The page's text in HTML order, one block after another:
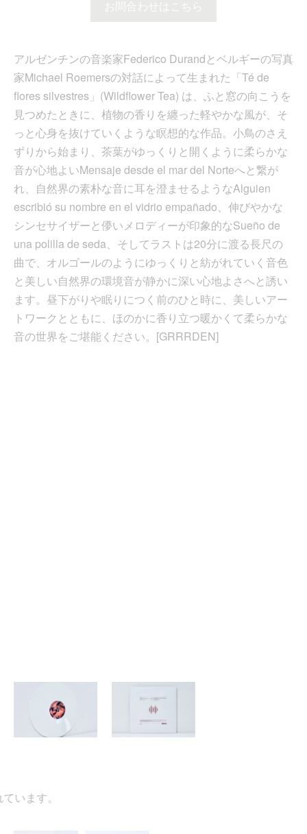
お問合わせはこちら
アルゼンチンの音楽家Federico Durandとベルギーの写真
家Michael Roemersの対話によって生まれた「Té de
flores silvestres」(Wildflower Tea) は、ふと窓の向こうを
見つめたときに、植物の香りを纏った軽やかな風が、そ
っと心身を抜けていくような瞑想的な作品。小鳥のさえ
ずりから始まり、茶葉がゆっくりと開くように柔らかな
音が心地よいMensaje desde el mar del Norteへと繋が
れ、自然界の素朴な音に耳を澄ませるようなAlguien
escribió su nombre en el vidrio empañado、伸びやかな
シンセサイザーと儚いメロディーが印象的なSueño de
una polilla de seda、そしてラストは20分に渡る長尺の
曲で、オルゴールのようにゆっくりと紡がれていく音色
と美しい自然界の環境音が静かに深い心地よさへと誘い
ます。昼下がりや眠りにつく前のひと時に、美しいアー
トワークとともに、ほのかに香り立つ暖かくて柔らかな
音の世界をご堪能ください。[GRRRDEN]
ます。